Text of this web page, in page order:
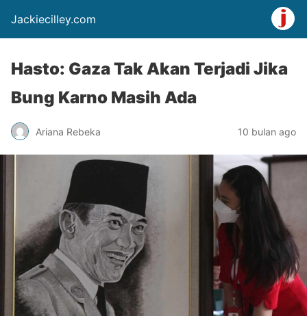
Jackiecilley.com
Hasto: Gaza Tak Akan Terjadi Jika
Bung Karno Masih Ada
Ariana Rebeka 10 bulan ago